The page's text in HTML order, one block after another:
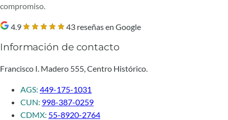
compromiso.
4.9 43 reseñas en Google
Información de contacto
Francisco I. Madero 555, Centro Histórico.
AGS: 449-175-1031
CUN: 998-387-0259
CDMX: 55-8920-2764